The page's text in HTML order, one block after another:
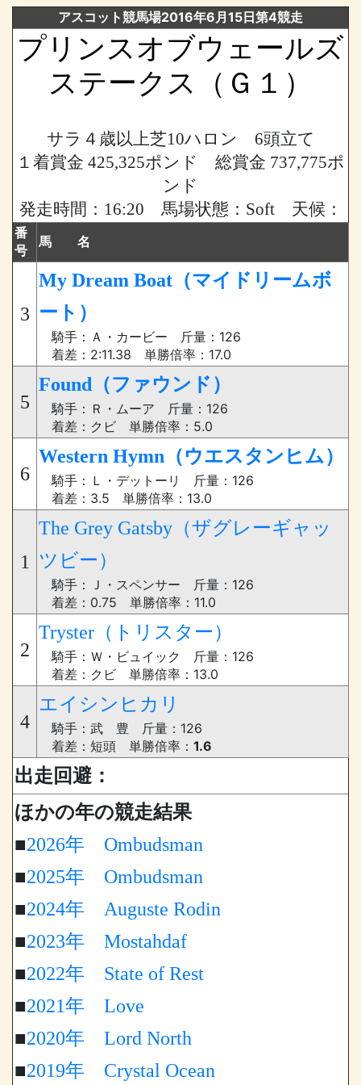
アスコット競馬場2016年6月15日第4競走
プリンスオブウェールズ
ステークス（Ｇ１）
サラ４歳以上芝10ハロン 6頭立て
１着賞金 425,325ポンド 総賞金 737,775ポ
ンド
発走時間：16:20 馬場状態：Soft 天候：
番
号
馬 名
3
My Dream Boat（マイドリームボ
ート）
騎手：Ａ・カービー 斤量：126
着差：2:11.38 単勝倍率：17.0
5
Found（ファウンド）
騎手：Ｒ・ムーア 斤量：126
着差：クビ 単勝倍率：5.0
6
Western Hymn（ウエスタンヒム）
騎手：Ｌ・デットーリ 斤量：126
着差：3.5 単勝倍率：13.0
1
The Grey Gatsby（ザグレーギャッ
ツビー）
騎手：Ｊ・スペンサー 斤量：126
着差：0.75 単勝倍率：11.0
2
Tryster（トリスター）
騎手：Ｗ・ビュイック 斤量：126
着差：クビ 単勝倍率：13.0
4
エイシンヒカリ
騎手：武 豊 斤量：126
着差：短頭 単勝倍率： 1.6
出走回避：
ほかの年の競走結果
■2026年
Ombudsman
■2025年
Ombudsman
■2024年
Auguste Rodin
■2023年
Mostahdaf
■2022年
State of Rest
■2021年
Love
■2020年
Lord North
■2019年 Crystal Ocean